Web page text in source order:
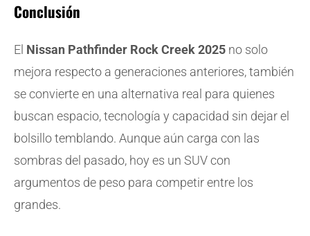
Conclusión
El Nissan Pathfinder Rock Creek 2025 no solo
mejora respecto a generaciones anteriores, también
se convierte en una alternativa real para quienes
buscan espacio, tecnología y capacidad sin dejar el
bolsillo temblando. Aunque aún carga con las
sombras del pasado, hoy es un SUV con
argumentos de peso para competir entre los
grandes.